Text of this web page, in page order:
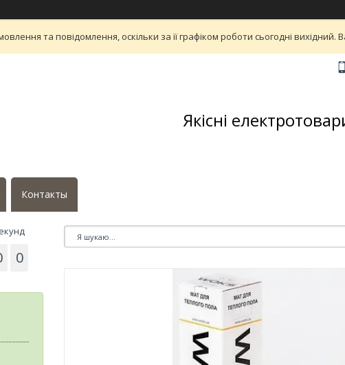
та повідомлення, оскільки за її графіком роботи сьогодні
Якісні
Контакты
0